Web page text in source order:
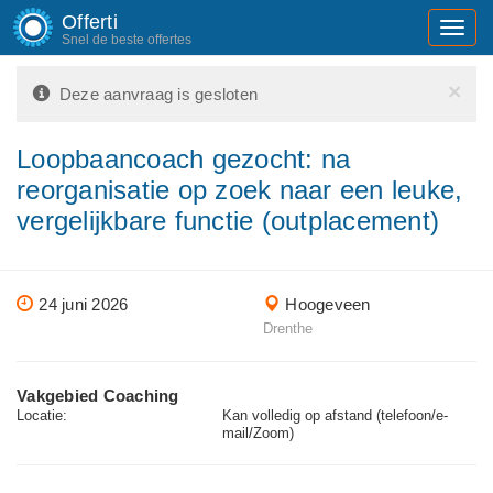
Offerti
Snel de beste offertes
×
Deze aanvraag is gesloten
Loopbaancoach gezocht: na
reorganisatie op zoek naar een leuke,
vergelijkbare functie (outplacement)
24 juni 2026 Hoogeveen
Drenthe
Vakgebied Coaching
Locatie:
Kan volledig op afstand (telefoon/e-
mail/Zoom)